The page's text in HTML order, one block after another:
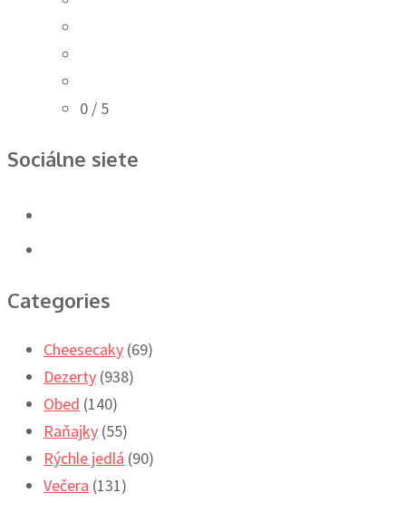
0 / 5
Sociálne siete
Categories
Cheesecaky (69)
Dezerty (938)
Obed (140)
Raňajky (55)
Rýchle jedlá (90)
Večera (131)